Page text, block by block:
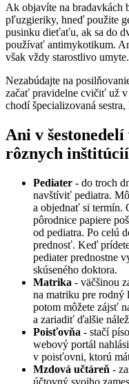
Ak objavíte na bradavkách
pľuzgieriky, hneď použite
pusinku dieťaťu, ak sa do
používať antimykotikum.
však vždy starostlivo umyte.
Nezabúdajte na
začať pravidelne cvičiť už
chodí špecializovaná
Ani v
rôznych inštitúcií
Pediater - do troch
navštíviť pediatra.
a objednať si termín.
pôrodnice papiere
od pediatra. Po celú
prednosť. Keď
pediater prednostne
skúseného doktora.
Matrika - väčšinou
na matriku pre
potom môžete zájsť
a zariadiť ďalšie
Poisťovňa - stačí
webový portál
v poisťovni, ktorú
Mzdová učtáreň -
účtovný svojho